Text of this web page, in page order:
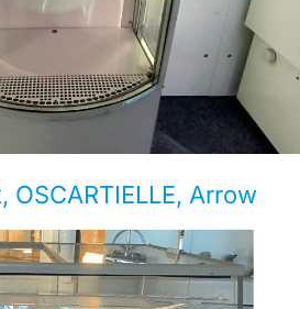
OSCARTIELLE, Arrow